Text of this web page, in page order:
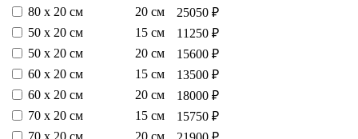
80 х 20 см
20 см
25050 ₽
50 х 20 см
15 см
11250 ₽
50 х 20 см
20 см
15600 ₽
60 х 20 см
15 см
13500 ₽
60 х 20 см
20 см
18000 ₽
70 х 20 см
15 см
15750 ₽
70 х 20 см
20 см